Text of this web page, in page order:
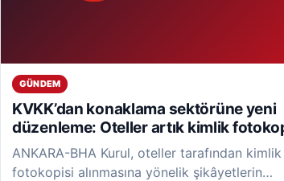
GÜNDEM
KVKK’dan konaklama sektörüne yeni
düzenleme: Oteller artık kimlik
alamayacak
ANKARA-BHA Kurul, oteller tarafından kimlik
fotokopisi alınmasına yönelik şikâyetlerin